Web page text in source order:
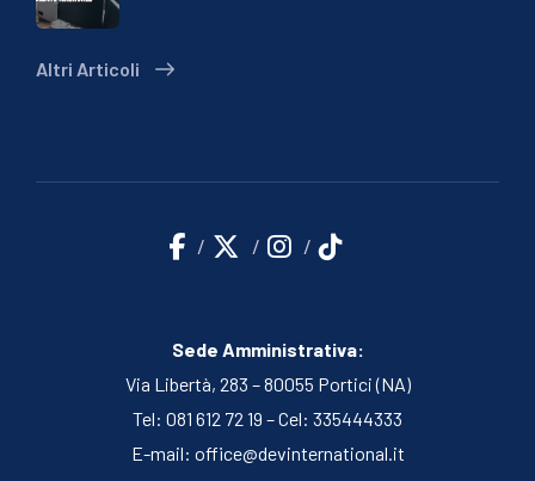
Altri Articoli
Sede Amministrativa:
Via Libertà, 283 – 80055 Portici (NA)
Tel: 081 612 72 19 – Cel: 335444333
E-mail: office@devinternational.it